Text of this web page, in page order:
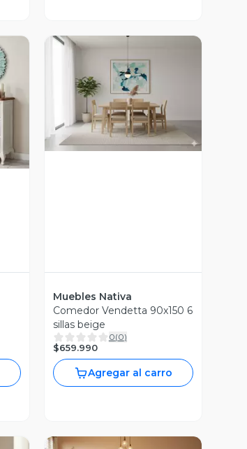
Vista Previa
Muebles Nativa
Comedor Vendetta 90x150 6
sillas beige
0(0)
$659.990
Agregar al carro